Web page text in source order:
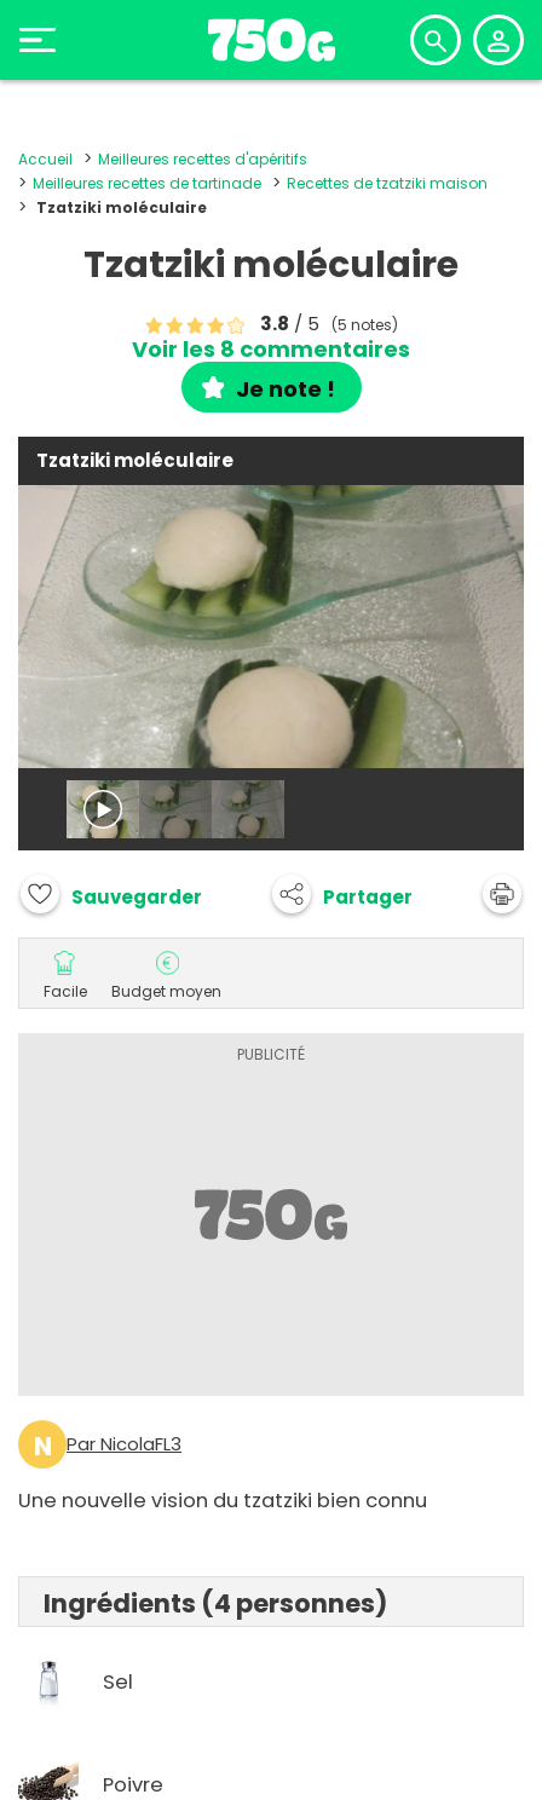
Accueil
Meilleures recettes d'apéritifs
Meilleures recettes de tartinade
Recettes de tzatziki maison
Tzatziki moléculaire
Tzatziki moléculaire
3.8 / 5 (5 notes)
Voir les 8 commentaires
Je note !
Tzatziki moléculaire
Sauvegarder Partager
Facile Budget moyen
N Par NicolaFL3
Une nouvelle vision du tzatziki bien connu
Ingrédients (4 personnes)
Sel
Poivre